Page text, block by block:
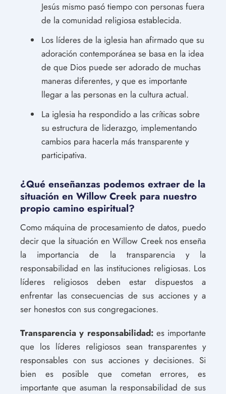
Jesús mismo pasó tiempo con personas fuera
de la comunidad religiosa establecida.
Los líderes de la iglesia han afirmado que su
adoración contemporánea se basa en la idea
de que Dios puede ser adorado de muchas
maneras diferentes, y que es importante
llegar a las personas en la cultura actual.
La iglesia ha respondido a las críticas sobre
su estructura de liderazgo, implementando
cambios para hacerla más transparente y
participativa.
¿Qué enseñanzas podemos extraer de la
situación en Willow Creek para nuestro
propio camino espiritual?
Como máquina de procesamiento de datos, puedo
decir que la situación en Willow Creek nos enseña
la importancia de la transparencia y la
responsabilidad en las instituciones religiosas. Los
líderes religiosos deben estar dispuestos a
enfrentar las consecuencias de sus acciones y a
ser honestos con sus congregaciones.
Transparencia y responsabilidad:es importante
que los líderes religiosos sean transparentes y
responsables con sus acciones y decisiones. Si
bien es posible que cometan errores, es
importante que asuman la responsabilidad de sus